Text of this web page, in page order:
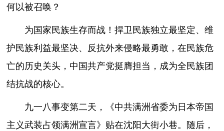
何以被召唤？
为国家民族生存而战！捍卫民族独立最坚定、维
护民族利益最坚决、反抗外来侵略最勇敢，在民族危
亡的历史关头，中国共产党挺膺担当，成为全民族团
结抗战的核心。
九一八事变第二天，《中共满洲省委为日本帝国
主义武装占领满洲宣言》贴在沈阳大街小巷。随后，